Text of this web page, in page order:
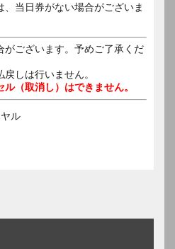
当日券がない場合がございま
がございます。予めご了承くだ
しは行いません。
ル（取消し）はできません。
ル